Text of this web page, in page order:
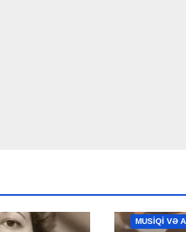
MAHNILAR
MUSİQİ VƏ